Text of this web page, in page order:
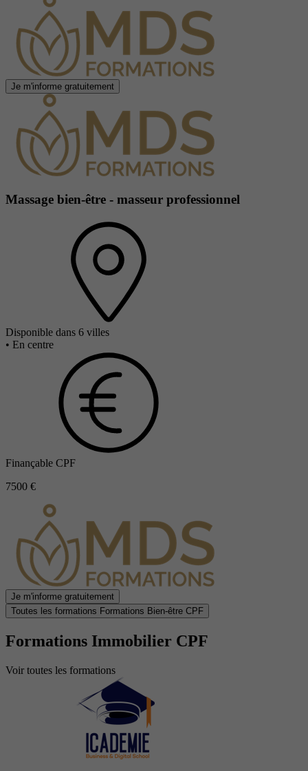
Je m'informe gratuitement
Massage bien-être - masseur professionnel
Disponible dans 6 villes
• En centre
Finançable CPF
7500 €
Je m'informe gratuitement
Toutes les formations Formations Bien-être CPF
Formations Immobilier CPF
Voir toutes les formations